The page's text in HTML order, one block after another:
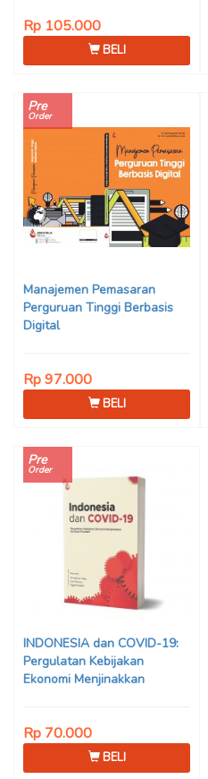
Rp 105.000
BELI
Pre
Order
Manajemen Pemasaran
Perguruan Tinggi Berbasis
Digital
Rp 97.000
BELI
Pre
Order
INDONESIA dan COVID-19:
Pergulatan Kebijakan
Ekonomi Menjinakkan
Rp 70.000
BELI